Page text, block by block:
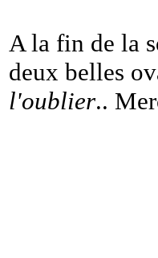
A la fin de la
deux belles
l'oublier..